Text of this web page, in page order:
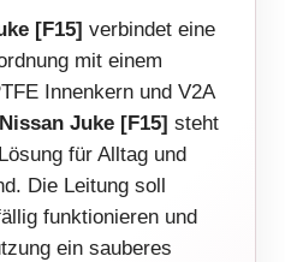
[F15] verbindet eine
mit einem
Innenkern und V2A
Nissan Juke [F15] steht
für Alltag und
Die Leitung soll
funktionieren und
ein sauberes